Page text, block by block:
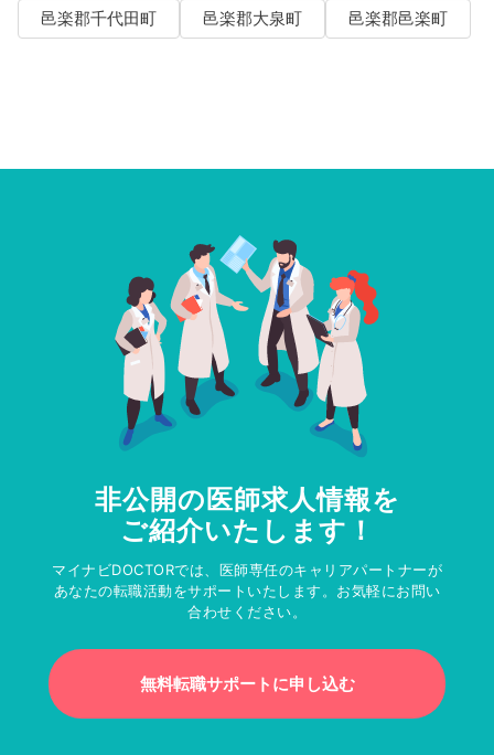
邑楽郡千代田町
邑楽郡大泉町 邑楽郡邑楽町
非公開の医師求人情報を
ご紹介いたします！
マイナビDOCTORでは、医師専任のキャリアパートナーが
あなたの転職活動をサポートいたします。お気軽にお問い
合わせください。
無料転職サポートに申し込む